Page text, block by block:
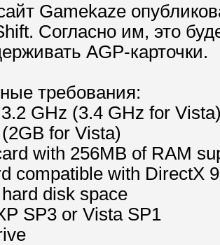
Gamekaze
Согласно им, это
AGP-карточки.
требования:
GHz (3.4 GHz for
for Vista)
with 256MB of RAM
compatible with DirectX
disk space
SP3 or Vista SP1